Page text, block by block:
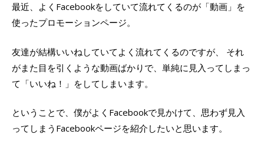
最近、よくFacebookをしていて流れてくるのが「動画」を
使ったプロモーションページ。
友達が結構いいねしていてよく流れてくるのですが、 それ
がまた目を引くような動画ばかりで、単純に見入ってしまっ
て「いいね！」をしてしまいます。
ということで、僕がよくFacebookで見かけて、思わず見入
ってしまうFacebookページを紹介したいと思います。